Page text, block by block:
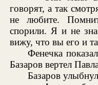
говорят, а так
не любите.
спорили. Я и не
вижу, что вы его и
Фенечка
Базаров вертел
Базаров